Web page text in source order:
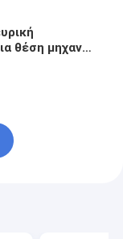
θέση μηχανών